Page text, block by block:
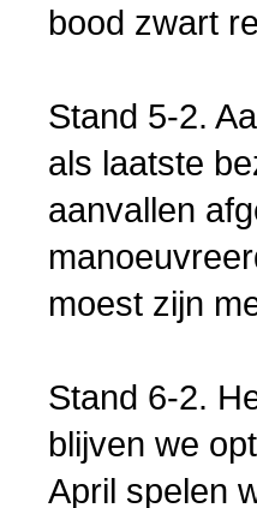
bood zwart
Stand 5-2.
als laatste
aanvallen
moest zijn
Stand 6-2.
blijven we
April spelen